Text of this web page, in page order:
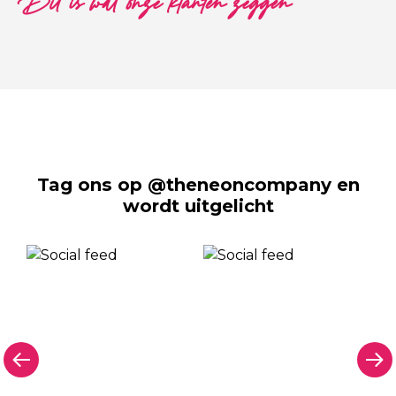
Tag ons op @theneoncompany en
wordt uitgelicht